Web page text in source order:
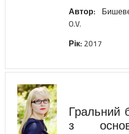
Автор:
O.V.
Рік:2017
Гральний
з
Редакція наукового
«Вісник
повідомляє про